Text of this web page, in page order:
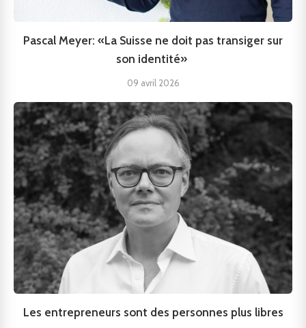
Pascal Meyer: «La Suisse ne doit pas transiger sur
son identité»
09 avril 2026
Les entrepreneurs sont des personnes plus libres